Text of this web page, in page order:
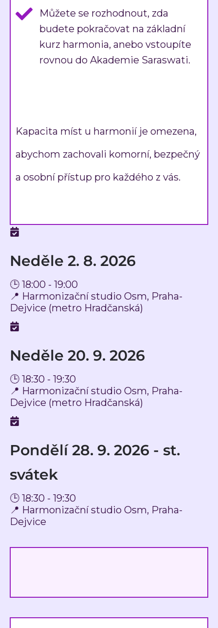
Můžete se rozhodnout, zda
budete pokračovat na základní
kurz harmonia, anebo vstoupíte
rovnou do Akademie Saraswati.
Kapacita míst u harmonií je omezena,
abychom zachovali komorní, bezpečný
a osobní přístup pro každého z vás.
Neděle 2. 8. 2026
🕒 18:00 - 19:00
📍 Harmonizační studio Osm, Praha-
Dejvice (metro Hradčanská)
Neděle 20. 9. 2026
🕒 18:30 - 19:30
📍 Harmonizační studio Osm, Praha-
Dejvice (metro Hradčanská)
Pondělí 28. 9. 2026 - st.
svátek
🕒 18:30 - 19:30
📍 Harmonizační studio Osm, Praha-
Dejvice